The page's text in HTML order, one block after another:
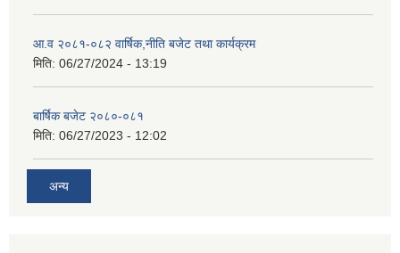
आ.व २०८१-०८२ वार्षिक,नीति बजेट तथा कार्यक्रम
मिति: 06/27/2024 - 13:19
बार्षिक बजेट २०८०-०८१
मिति: 06/27/2023 - 12:02
अन्य